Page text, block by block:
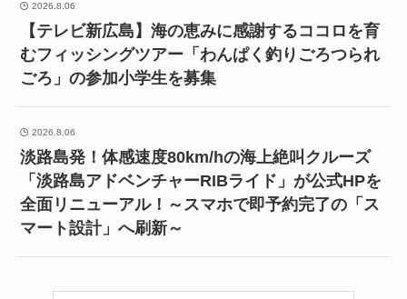
2026.8.06
【テレビ新広島】海の恵みに感謝するココロを育
むフィッシングツアー「わんぱく釣りごろつられ
ごろ」の参加小学生を募集
2026.8.06
淡路島発！体感速度80km/hの海上絶叫クルーズ
「淡路島アドベンチャーRIBライド」が公式HPを
全面リニューアル！～スマホで即予約完了の「ス
マート設計」へ刷新～